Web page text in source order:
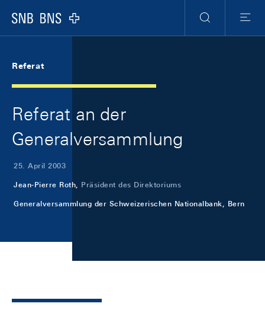
Logo
Suche
Menu
Referat
Referat an der
Generalversammlung
25. April 2003
Jean-Pierre Roth, Präsident des Direktoriums
Generalversammlung der Schweizerischen Nationalbank, Bern